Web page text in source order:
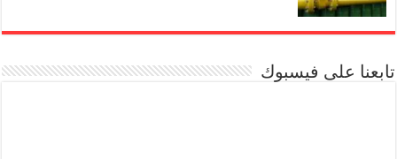
تابعنا على فيسبوك